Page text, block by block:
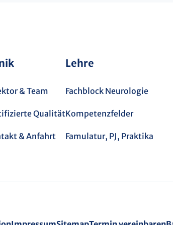
& Team
Qualität
& Anfahrt
Lehre
Fachblock Neurologie
Kompetenzfelder
Famulatur, PJ, Praktika